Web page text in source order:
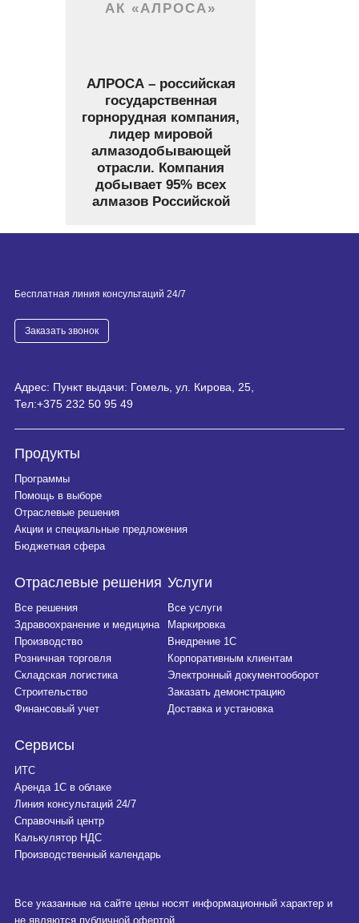
АК «АЛРОСА»
АЛРОСА – российская
государственная
горнорудная компания,
лидер мировой
алмазодобывающей
отрасли. Компания
добывает 95% всех
алмазов Российской
мировой добыче ее
собственный
Медицинский центр,
обслуживающий
сотрудников компании.
Бесплатная линия консультаций 24/7
Заказать звонок
Адрес: Пункт выдачи: Гомель, ул. Кирова, 25,
Тел:+375 232 50 95 49
Продукты
Программы
Помощь в выборе
Отраслевые решения
Акции и специальные предложения
Бюджетная сфера
Отраслевые решения
Все решения
Здравоохранение и медицина
Производство
Розничная торговля
Складская логистика
Строительство
Финансовый учет
Услуги
Все услуги
Маркировка
Внедрение 1С
Корпоративным клиентам
Электронный документооборот
Заказать демонстрацию
Доставка и установка
Сервисы
ИТС
Аренда 1С в облаке
Линия консультаций 24/7
Справочный центр
Калькулятор НДС
Производственный календарь
Все указанные на сайте цены носят информационный характер и
не являются публичной офертой